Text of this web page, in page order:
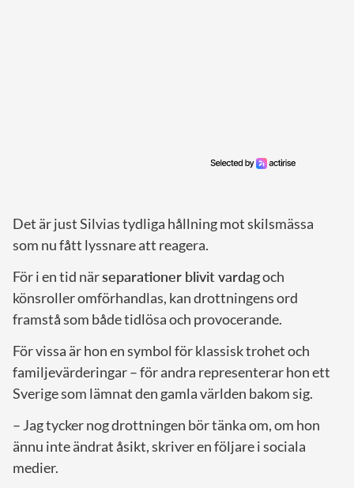
Det är just Silvias tydliga hållning mot skilsmässa
som nu fått lyssnare att reagera.
För i en tid närseparationer blivit vardagoch
könsroller omförhandlas, kan drottningens ord
framstå som både tidlösa och provocerande.
För vissa är hon en symbol för klassisk trohet och
familjevärderingar – för andra representerar hon ett
Sverige som lämnat den gamla världen bakom sig.
– Jag tycker nog drottningen bör tänka om, om hon
ännu inte ändrat åsikt, skriver en följare i sociala
medier.